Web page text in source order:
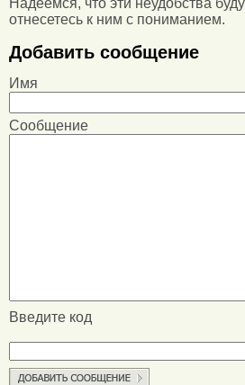
Надеемся, что эти неудобства
отнесетесь к ним с пониманием.
Добавить сообщение
Имя
Сообщение
Введите код